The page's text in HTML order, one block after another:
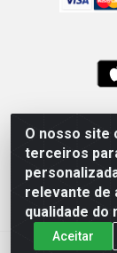
O nosso site
terceiros
relevante de
qualidade do
Aceitar
Chateaubriand,
- CEP